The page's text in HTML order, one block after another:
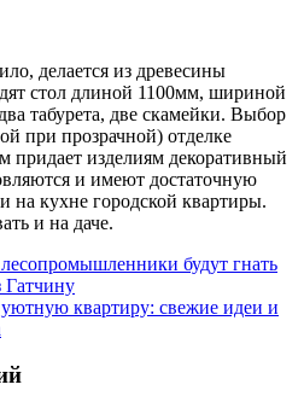
делается из древесины
стол длиной 1100мм, шириной
табурета, две скамейки. Выбор
при прозрачной) отделке
придает изделиям декоративный
и имеют достаточную
на кухне городской квартиры.
и на даче.
будут гнать
Гатчину
квартиру: свежие идеи и